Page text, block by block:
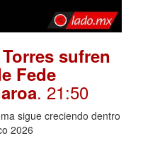
sufren
Fede
. 21:50
sigue creciendo dentro
2026